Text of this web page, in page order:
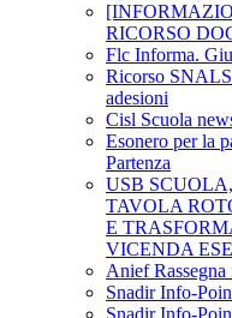
RICORSO
Flc Informa.
Ricorso SNALS
adesioni
Cisl Scuola
Esonero per la
Partenza
USB
TAVOLA
E
VICENDA
Anief
Snadir Info-